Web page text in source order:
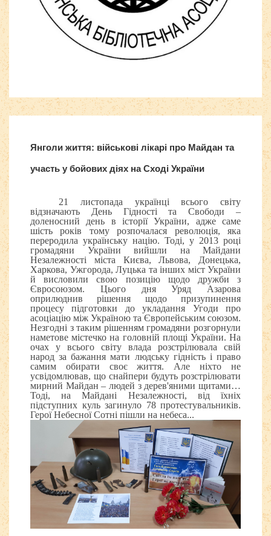
Янголи життя: військові лікарі про Майдан та
участь у бойових діях на Сході України
21 листопада українці всього світу
відзначають День Гідності та Свободи –
доленосний день в історії України, адже саме
шість років тому розпочалася революція, яка
переродила українську націю. Тоді, у 2013 році
громадяни України вийшли на Майдани
Незалежності міста Києва, Львова, Донецька,
Харкова, Ужгорода, Луцька та інших міст України
й висловили свою позицію щодо дружби з
Євросоюзом. Цього дня Уряд Азарова
оприлюднив рішення щодо призупинення
процесу підготовки до укладання Угоди про
асоціацію між Україною та Європейським союзом.
Незгодні з таким рішенням громадяни розгорнули
наметове містечко на головній площі України. На
очах у всього світу влада розстрілювала свій
народ за бажання мати людську гідність і право
самим обирати своє життя. Але ніхто не
усвідомлював, що снайпери будуть розстрілювати
мирний Майдан – людей з дерев'яними щитами…
Тоді, на Майдані Незалежності, від їхніх
підступних куль загинуло 78 протестувальників.
Герої Небесної Сотні пішли на небеса...